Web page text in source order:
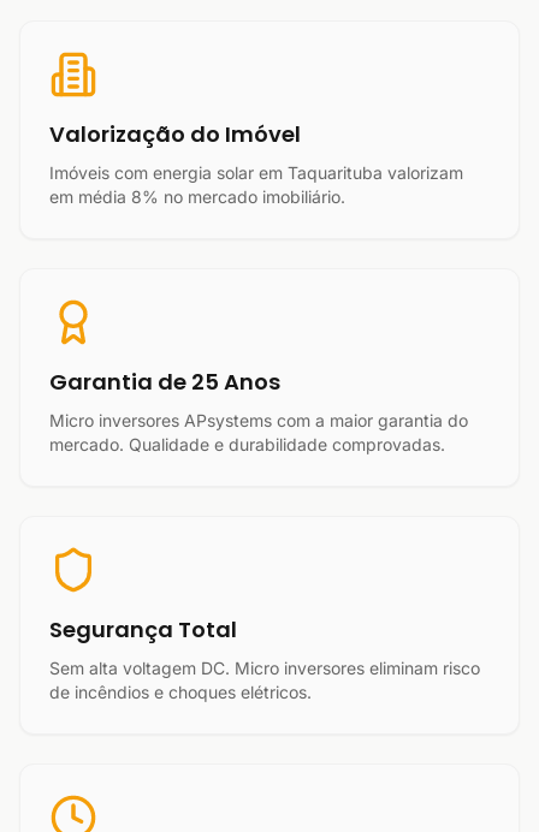
Valorização do Imóvel
Imóveis com energia solar em Taquarituba valorizam
em média 8% no mercado imobiliário.
Garantia de 25 Anos
Micro inversores APsystems com a maior garantia do
mercado. Qualidade e durabilidade comprovadas.
Segurança Total
Sem alta voltagem DC. Micro inversores eliminam risco
de incêndios e choques elétricos.